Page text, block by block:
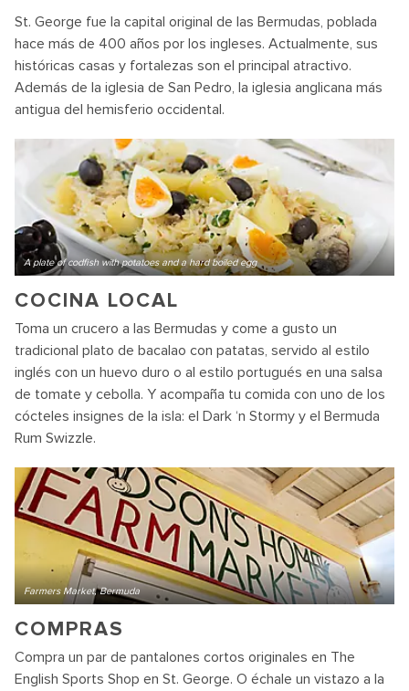
St. George fue la capital original de las Bermudas, poblada
hace más de 400 años por los ingleses. Actualmente, sus
históricas casas y fortalezas son el principal atractivo.
Además de la iglesia de San Pedro, la iglesia anglicana más
antigua del hemisferio occidental.
A plate of codfish with potatoes and a hard boiled egg
COCINA LOCAL
Toma un crucero a las Bermudas y come a gusto un
tradicional plato de bacalao con patatas, servido al estilo
inglés con un huevo duro o al estilo portugués en una salsa
de tomate y cebolla. Y acompaña tu comida con uno de los
cócteles insignes de la isla: el Dark ‘n Stormy y el Bermuda
Rum Swizzle.
Farmers Market, Bermuda
COMPRAS
Compra un par de pantalones cortos originales en The
English Sports Shop en St. George. O échale un vistazo a la